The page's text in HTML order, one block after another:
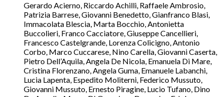
Gerardo Acierno, Riccardo Achilli, Raffaele Ambrosio,
Patrizia Barrese, Giovanni Benedetto, Gianfranco Blasi,
Immacolata Blescia, Marta Bocchio, Antonietta
Buccolieri, Franco Cacciatore, Giuseppe Cancellieri,
Francesco Castelgrande, Lorenza Colicigno, Antonio
Corbo, Marco Cuccarese, Nino Carella, Giovanni Caserta,
Pietro Dell’Aquila, Angela De Nicola, Emanuela Di Mare,
Cristina Florenzano, Angela Guma, Emanuele Labanchi,
Lucia Lapenta, Espedito Moliterni, Federico Mussuto,
Giovanni Mussuto, Ernesto Piragine, Lucio Tufano, Dino